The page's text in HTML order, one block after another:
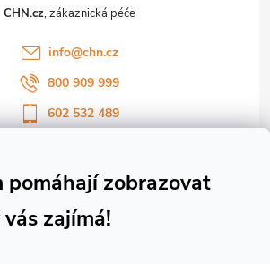
pomáhají zobrazovat
zajímá!
CHN.cz
info@chn.cz
800 909 999
602 532 489
Sledujte náš vlog CHN_CZ